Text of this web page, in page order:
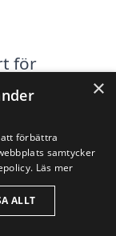
för
flera
och
kan du
en
×
förbättra
samtycker
Läs mer
ALLT